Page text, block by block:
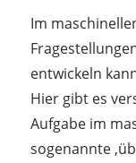
Im
entwickeln
Hier gibt es
Aufgabe im
sogenannte